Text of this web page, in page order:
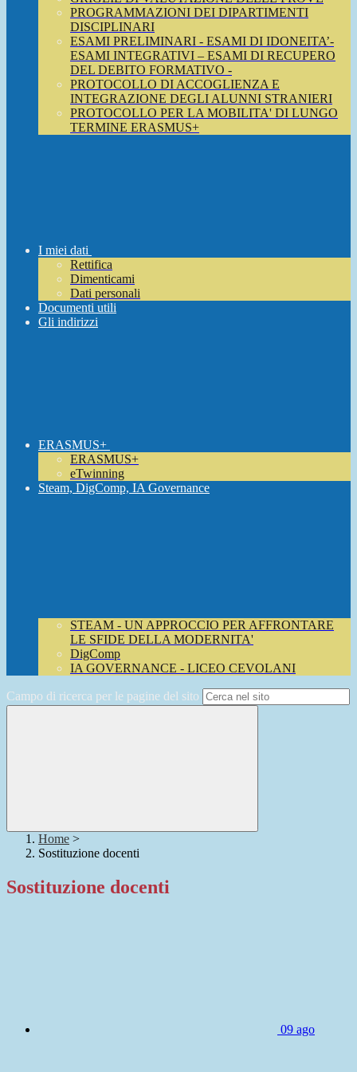
PROGRAMMAZIONI DEI DIPARTIMENTI
DISCIPLINARI
ESAMI PRELIMINARI - ESAMI DI IDONEITA’-
ESAMI INTEGRATIVI – ESAMI DI RECUPERO
DEL DEBITO FORMATIVO -
PROTOCOLLO DI ACCOGLIENZA E
INTEGRAZIONE DEGLI ALUNNI STRANIERI
PROTOCOLLO PER LA MOBILITA' DI LUNGO
TERMINE ERASMUS+
I miei dati
Rettifica
Dimenticami
Dati personali
Documenti utili
Gli indirizzi
ERASMUS+
ERASMUS+
eTwinning
Steam, DigComp, IA Governance
STEAM - UN APPROCCIO PER AFFRONTARE
LE SFIDE DELLA MODERNITA'
DigComp
IA GOVERNANCE - LICEO CEVOLANI
Campo di ricerca per le pagine del sito
Home >
Sostituzione docenti
Sostituzione docenti
09 ago